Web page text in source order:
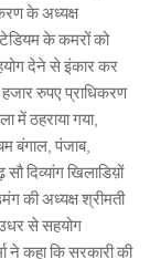
के अध्यक्ष
के कमरों को
देने से इंकार कर
हजार रुपए प्राधिकरण
में ठहराया गया,
बंगाल, पंजाब,
दिव्यांग खिलाडिय़ों
की अध्यक्ष श्रीमती
से सहयोग
ने कहा कि सरकारी की